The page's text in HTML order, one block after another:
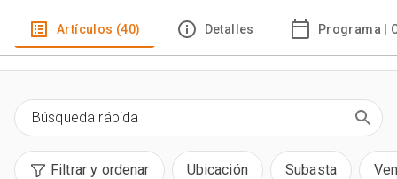
Artículos (40) Detalles Programa |
Filtrar y ordenar Ubicación Subasta